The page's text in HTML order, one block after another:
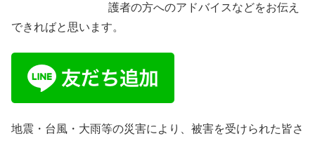
護者の方へのアドバイスなどをお伝え
できればと思います。
地震・台風・大雨等の災害により、被害を受けられた皆さ